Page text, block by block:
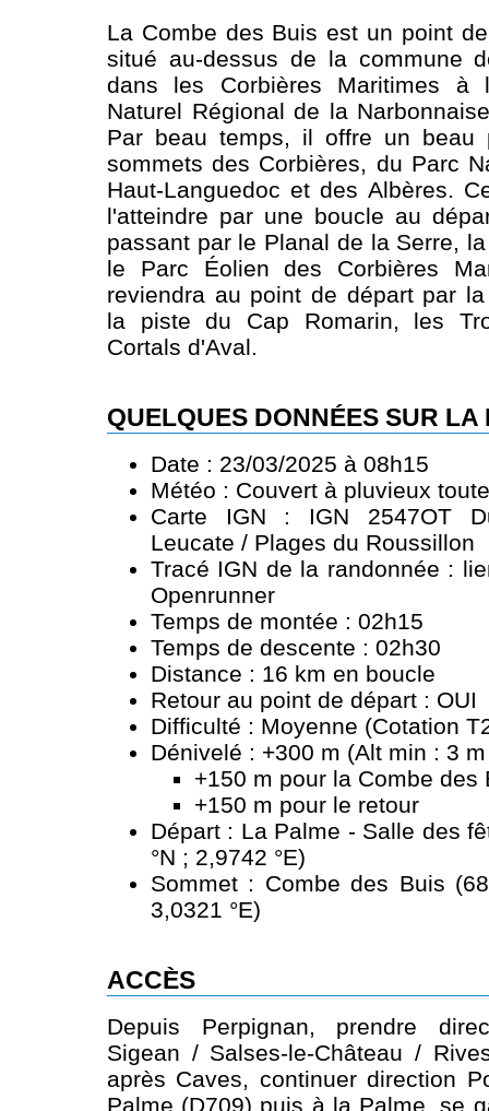
La Combe des Buis est un point
situé au-dessus de la commune
dans les Corbières Maritimes
Naturel Régional de la
Par beau temps, il offre un beau
sommets des Corbières, du Parc
Haut-Languedoc et des Albères.
l'atteindre par une boucle au
passant par le Planal de la Serre,
le Parc Éolien des Corbières
reviendra au point de départ par
la piste du Cap Romarin, les
Cortals d'Aval.
QUELQUES DONNÉES SUR LA
Date : 23/03/2025 à 08h15
Météo : Couvert à pluvieux
Carte IGN : IGN 2547OT
Leucate / Plages du Roussillon
Tracé IGN de la randonnée :
Openrunner
Temps de montée : 02h15
Temps de descente : 02h30
Distance : 16 km en boucle
Retour au point de départ : OUI
Difficulté : Moyenne (Cotation
Dénivelé : +300 m (Alt min : 3
+150 m pour la Combe des
+150 m pour le retour
Départ : La Palme - Salle des
°N ; 2,9742 °E)
Sommet : Combe des Buis
3,0321 °E)
ACCÈS
Depuis Perpignan, prendre
Sigean / Salses-le-Château /
après Caves, continuer direction
Palme (D709) puis à la Palme, se